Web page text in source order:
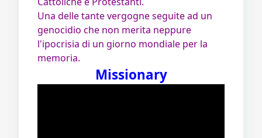
Una delle tante vergogne seguite ad un
genocidio che non merita neppure
l'ipocrisia di un giorno mondiale per la
memoria.
Missionary